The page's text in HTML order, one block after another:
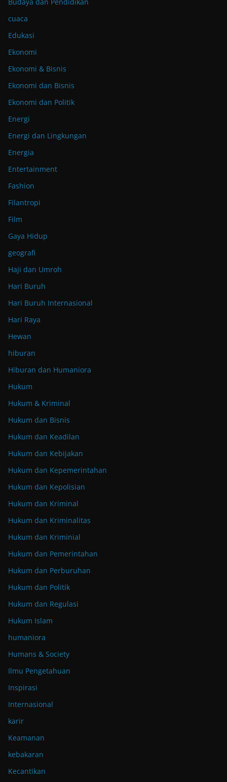
cuaca
Edukasi
Ekonomi
Ekonomi & Bisnis
Ekonomi dan Bisnis
Ekonomi dan Politik
Energi
Energi dan Lingkungan
Energia
Entertainment
Fashion
Filantropi
Film
Gaya Hidup
geografi
Haji dan Umroh
Hari Buruh
Hari Buruh Internasional
Hari Raya
Hewan
hiburan
Hiburan dan Humaniora
Hukum
Hukum & Kriminal
Hukum dan Bisnis
Hukum dan Keadilan
Hukum dan Kebijakan
Hukum dan Kepemerintahan
Hukum dan Kepolisian
Hukum dan Kriminal
Hukum dan Kriminalitas
Hukum dan Kriminial
Hukum dan Pemerintahan
Hukum dan Perburuhan
Hukum dan Politik
Hukum dan Regulasi
Hukum Islam
humaniora
Humans & Society
Ilmu Pengetahuan
Inspirasi
Internasional
karir
Keamanan
kebakaran
Kecantikan